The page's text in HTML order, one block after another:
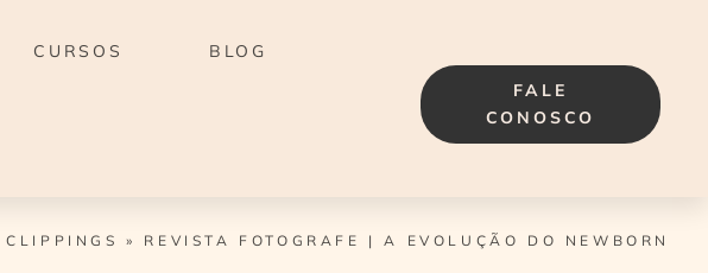
CURSOS
BLOG
FALE
CONOSCO
CLIPPINGS » REVISTA FOTOGRAFE | A EVOLUÇÃO DO NEWBORN